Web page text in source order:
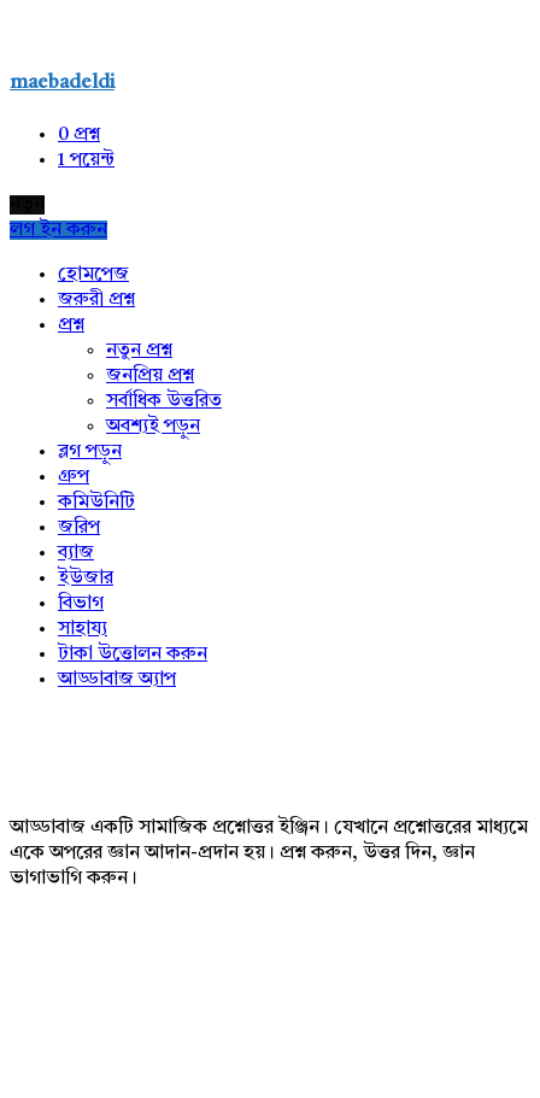
maebadeldi
0 প্রশ্ন
1পয়েন্ট
লগ ইন করুন
Exploreহোমপেজ
জরুরী প্রশ্ন
প্রশ্ন
নতুন প্রশ্ন
জনপ্রিয় প্রশ্ন
সর্বাধিক উত্তরিত
অবশ্যই পড়ুন
ব্লগ পড়ুন
গ্রুপ
কমিউনিটি
জরিপ
ব্যাজ
ইউজার
বিভাগ
সাহায্য
টাকা উত্তোলন করুন
আড্ডাবাজ অ্যাপ
আড্ডাবাজ একটি সামাজিক প্রশ্নোত্তর ইঞ্জিন। যেখানে প্রশ্নোত্তরের মাধ্যমে
একে অপরের জ্ঞান আদান-প্রদান হয়। প্রশ্ন করুন, উত্তর দিন, জ্ঞান
ভাগাভাগি করুন।